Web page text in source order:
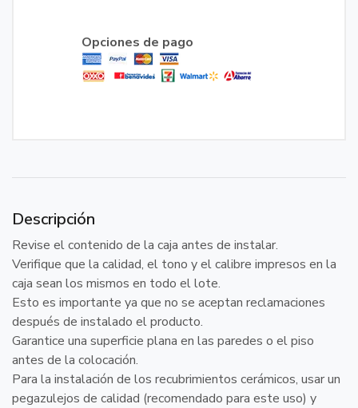
Opciones de pago
Descripción
Revise el contenido de la caja antes de instalar.
Verifique que la calidad, el tono y el calibre impresos en la
caja sean los mismos en todo el lote.
Esto es importante ya que no se aceptan reclamaciones
después de instalado el producto.
Garantice una superficie plana en las paredes o el piso
antes de la colocación.
Para la instalación de los recubrimientos cerámicos, usar un
pegazulejos de calidad (recomendado para este uso) y